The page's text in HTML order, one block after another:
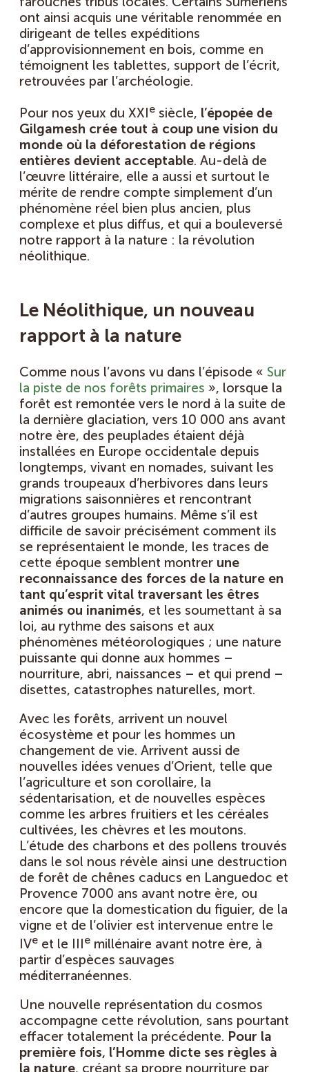
ont ainsi acquis une véritable renommée en
dirigeant de telles expéditions
d’approvisionnement en bois, comme en
témoignent les tablettes, support de l’écrit,
retrouvées par l’archéologie.
Pour nos yeux du XXIe siècle, l’épopée de
Gilgamesh crée tout à coup une vision du
monde où la déforestation de régions
entières devient acceptable. Au-delà de
l’œuvre littéraire, elle a aussi et surtout le
mérite de rendre compte simplement d’un
phénomène réel bien plus ancien, plus
complexe et plus diffus, et qui a bouleversé
notre rapport à la nature : la révolution
néolithique.
Le Néolithique, un nouveau
rapport à la nature
Comme nous l’avons vu dans l’épisode « Sur
la piste de nos forêts primaires », lorsque la
forêt est remontée vers le nord à la suite de
la dernière glaciation, vers 10 000 ans avant
notre ère, des peuplades étaient déjà
installées en Europe occidentale depuis
longtemps, vivant en nomades, suivant les
grands troupeaux d’herbivores dans leurs
migrations saisonnières et rencontrant
d’autres groupes humains. Même s’il est
difficile de savoir précisément comment ils
se représentaient le monde, les traces de
cette époque semblent montrer une
reconnaissance des forces de la nature en
tant qu’esprit vital traversant les êtres
animés ou inanimés, et les soumettant à sa
loi, au rythme des saisons et aux
phénomènes météorologiques ; une nature
puissante qui donne aux hommes –
nourriture, abri, naissances – et qui prend –
disettes, catastrophes naturelles, mort.
Avec les forêts, arrivent un nouvel
écosystème et pour les hommes un
changement de vie. Arrivent aussi de
nouvelles idées venues d’Orient, telle que
l’agriculture et son corollaire, la
sédentarisation, et de nouvelles espèces
comme les arbres fruitiers et les céréales
cultivées, les chèvres et les moutons.
L’étude des charbons et des pollens trouvés
dans le sol nous révèle ainsi une destruction
de forêt de chênes caducs en Languedoc et
Provence 7000 ans avant notre ère, ou
encore que la domestication du figuier, de la
vigne et de l’olivier est intervenue entre le
IVe et le IIIe millénaire avant notre ère, à
partir d’espèces sauvages
méditerranéennes.
Une nouvelle représentation du cosmos
accompagne cette révolution, sans pourtant
effacer totalement la précédente. Pour la
première fois, l’Homme dicte ses règles à
la nature, créant sa propre nourriture par